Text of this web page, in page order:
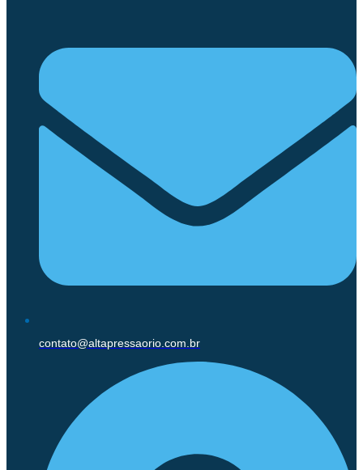
contato@altapressaorio.com.br